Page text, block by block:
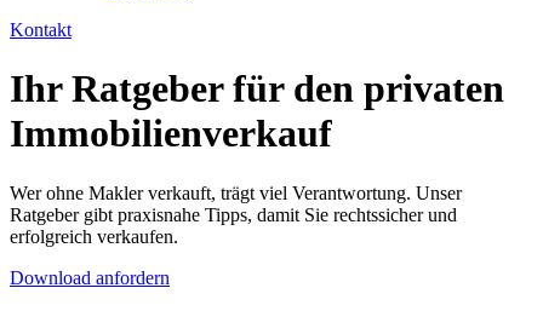
Kontakt
Ihr Ratgeber für den privaten
Immobilienverkauf
Wer ohne Makler verkauft, trägt viel Verantwortung. Unser
Ratgeber gibt praxisnahe Tipps, damit Sie rechtssicher und
erfolgreich verkaufen.
Download anfordern